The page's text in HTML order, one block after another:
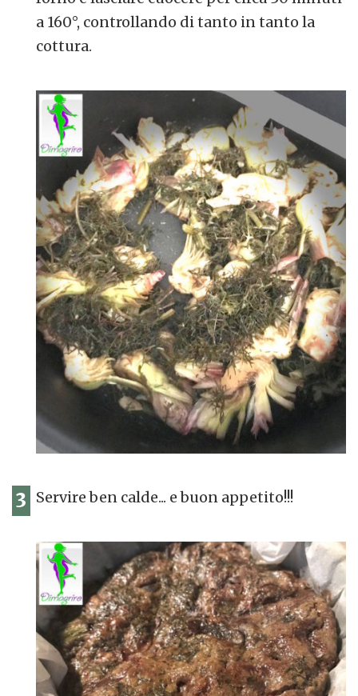
a 160°, controllando di tanto in tanto la
cottura.
3 Servire ben calde... e buon appetito!!!